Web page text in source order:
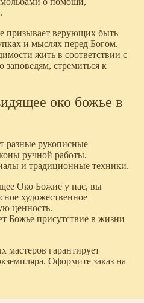
призывает верующих быть
и мыслях перед Богом.
жить в соответствии с
заповедям, стремиться к
око божье в
разные рукописные
ручной работы,
и традиционные техники.
Око Божие у нас, вы
художественное
ценность.
Божье присутствие в жизни
мастеров гарантирует
Оформите заказ на